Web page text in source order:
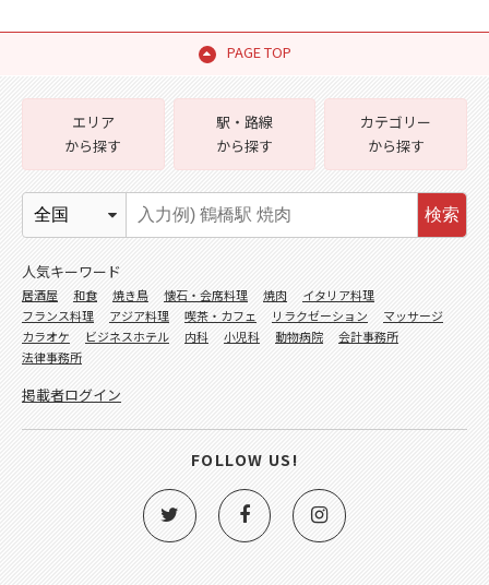
PAGE TOP
エリア
から探す
駅・路線
から探す
カテゴリー
から探す
検索
人気キーワード
居酒屋 和食 焼き鳥 懐石・会席料理 焼肉
イタリア料理
フランス料理
アジア料理 喫茶・カフェ リラクゼーション
マッサージ
カラオケ
ビジネスホテル 内科 小児科 動物病院
会計事務所
法律事務所
掲載者ログイン
FOLLOW US!